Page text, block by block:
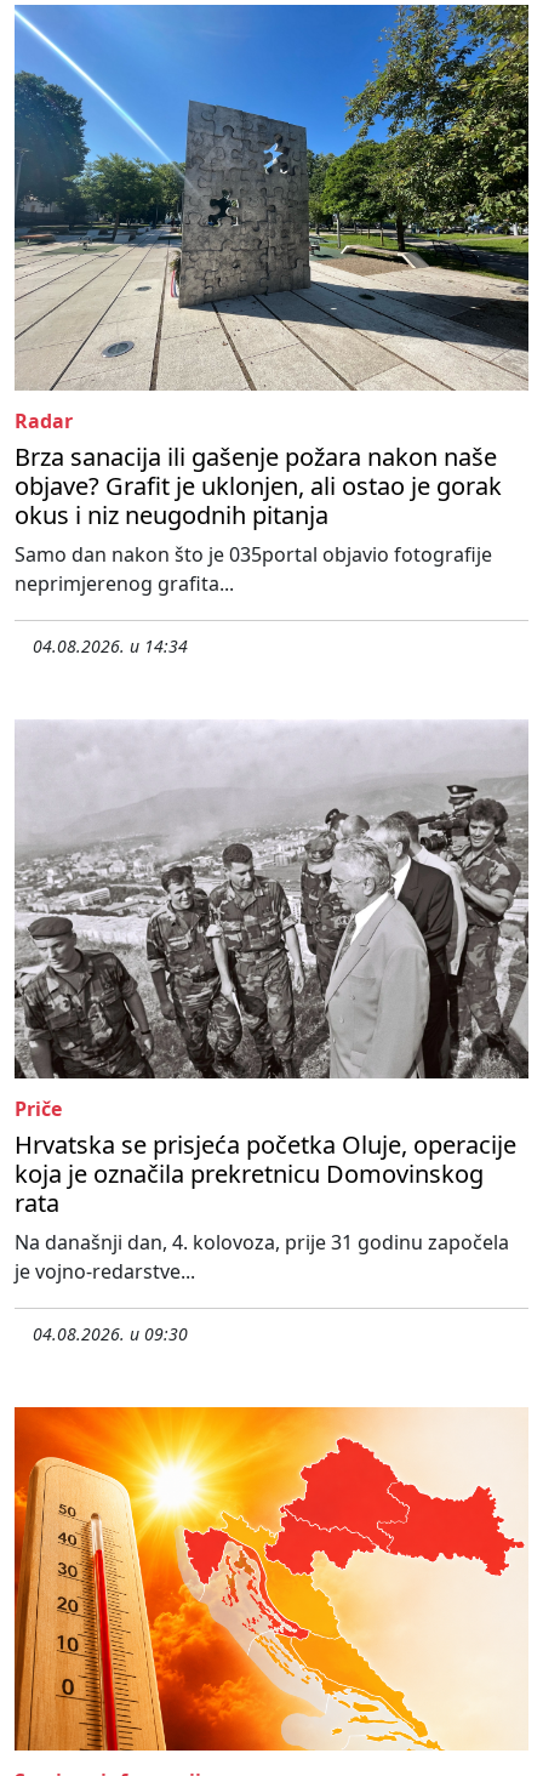
Radar
Brza sanacija ili gašenje požara nakon naše
objave? Grafit je uklonjen, ali ostao je gorak
okus i niz neugodnih pitanja
Samo dan nakon što je 035portal objavio fotografije
neprimjerenog grafita...
04.08.2026. u 14:34
Priče
Hrvatska se prisjeća početka Oluje, operacije
koja je označila prekretnicu Domovinskog
rata
Na današnji dan, 4. kolovoza, prije 31 godinu započela
je vojno-redarstve...
04.08.2026. u 09:30